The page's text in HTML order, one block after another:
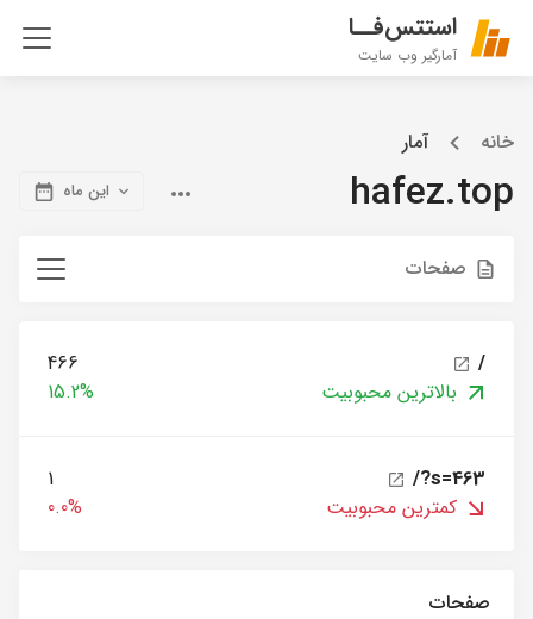
استتس‌فــا
آمارگیر وب سایت
خانه آمار
hafez.top این ماه
صفحات
/
466
بالاترین محبوبیت
15.2%
/?s=463
1
کمترین محبوبیت
0.0%
صفحات